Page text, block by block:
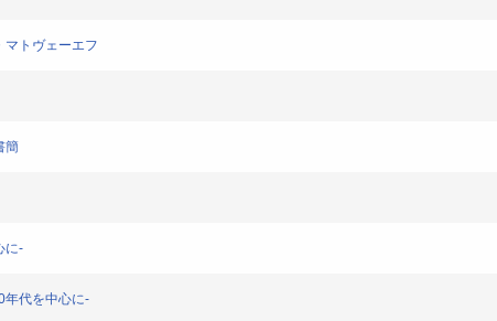
マトヴェーエフ
簡
に-
年代を中心に-